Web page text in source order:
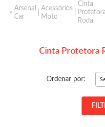
Arsenal
Car
Acessórios
Moto
Cinta
Protetora
Roda
Cinta Protetora
Ordenar por: